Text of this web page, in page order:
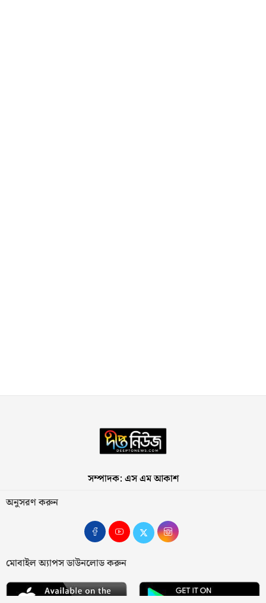
সম্পাদক: এস এম আকাশ
অনুসরণ করুন
মোবাইল অ্যাপস ডাউনলোড করুন